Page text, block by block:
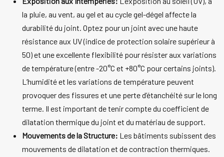
la pluie, au vent, au gel et au cycle gel-dégel affecte la
durabilité du joint. Optez pour un joint avec une haute
résistance aux UV (indice de protection solaire supérieur à
50) et une excellente flexibilité pour résister aux variations
de température (entre -20°C et +80°C pour certains joints).
L’humidité et les variations de température peuvent
provoquer des fissures et une perte d’étanchéité sur le long
terme. Il est important de tenir compte du coefficient de
dilatation thermique du joint et du matériau de support.
Mouvements de la Structure: Les bâtiments subissent des
mouvements de dilatation et de contraction thermiques.